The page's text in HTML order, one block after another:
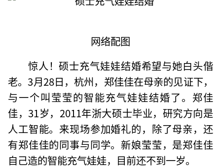
网络配图
惊人！硕士充气娃娃结婚希望与她白头偕
老。3月28日，杭州，郑佳佳在母亲的见证下，
与一个叫莹莹的智能充气娃娃结婚了。郑佳
佳，31岁，2011年浙大硕士毕业，研究方向是
人工智能。来现场参加婚礼的，除了母亲，还
有郑佳佳的同事与同学。新娘莹莹，是郑佳佳
自己造的智能充气娃娃，目前还不到一岁。